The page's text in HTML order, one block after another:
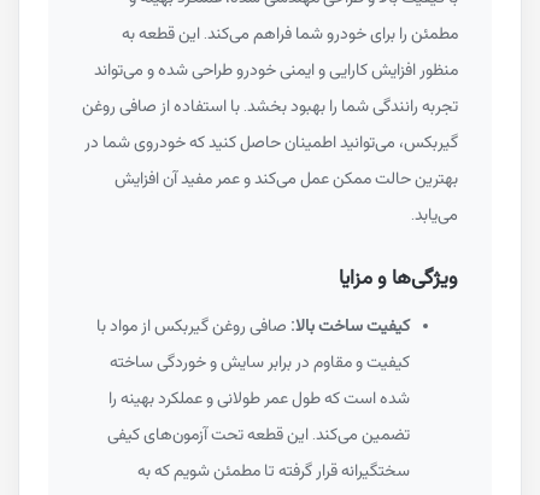
مطمئن را برای خودرو شما فراهم می‌کند. این قطعه به
منظور افزایش کارایی و ایمنی خودرو طراحی شده و می‌تواند
تجربه رانندگی شما را بهبود بخشد. با استفاده از صافی روغن
گیربکس، می‌توانید اطمینان حاصل کنید که خودروی شما در
بهترین حالت ممکن عمل می‌کند و عمر مفید آن افزایش
می‌یابد.
ویژگی‌ها و مزایا
کیفیت ساخت بالا:صافی روغن گیربکس از مواد با
کیفیت و مقاوم در برابر سایش و خوردگی ساخته
شده است که طول عمر طولانی و عملکرد بهینه را
تضمین می‌کند. این قطعه تحت آزمون‌های کیفی
سختگیرانه قرار گرفته تا مطمئن شویم که به